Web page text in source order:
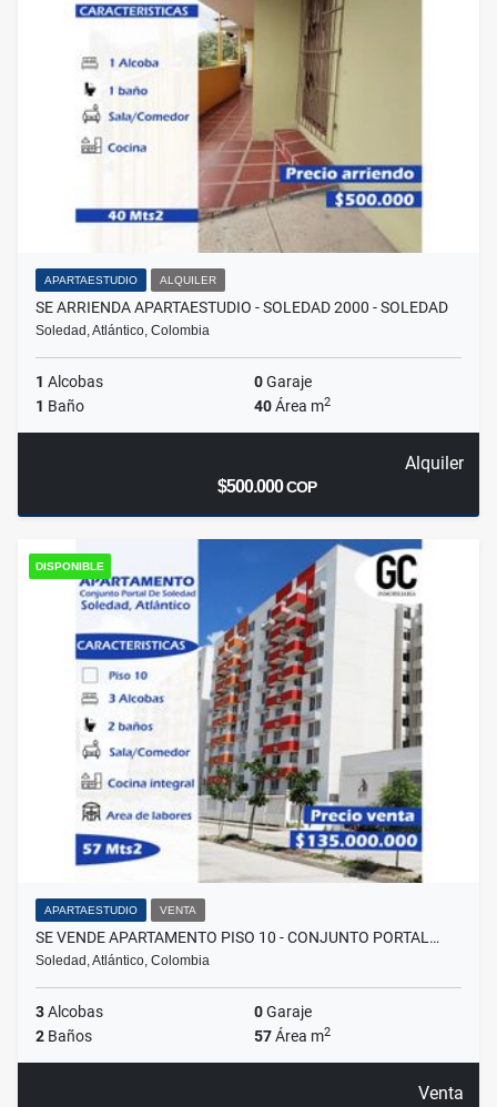
APARTAESTUDIO ALQUILER
SE ARRIENDA APARTAESTUDIO - SOLEDAD 2000 - SOLEDAD
Soledad, Atlántico, Colombia
1 Alcobas 0Garaje
1 Baño 40Área m2
Alquiler
$500.000COP
DISPONIBLE
APARTAESTUDIO VENTA
SE VENDE APARTAMENTO PISO 10 - CONJUNTO PORTAL…
Soledad, Atlántico, Colombia
3Alcobas 0Garaje
2 Baños 57Área m2
Venta